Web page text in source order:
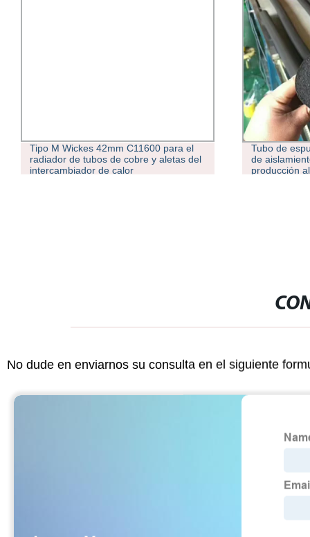
Tipo M Wickes 42mm C11600 para el
radiador de tubos de cobre y aletas del
intercambiador de calor
Tubo de
de
producción
No dude en enviarnos su consulta en el siguiente